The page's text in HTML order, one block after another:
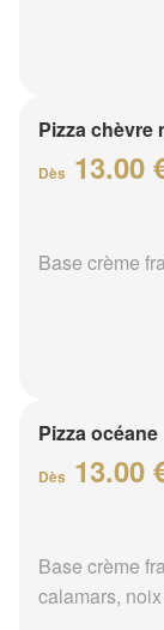
Pizza chèvre
Dès 13.00
Base crème
Pizza océane
Dès 13.00
Base crème
calamars,